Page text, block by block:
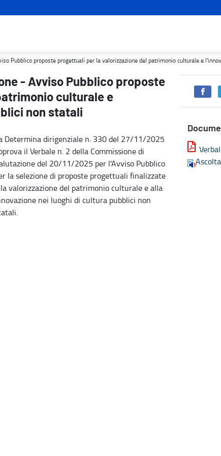
per la valorizzazione del patrimonio culturale e
Pubblico proposte progettuali per la valorizzazione del patrimonio culturale e
- Avviso Pubblico proposte
culturale e
non statali
Determina dirigenziale n. 330 del 27/11/2025
il Verbale n. 2 della Commissione di
del 20/11/2025 per l'Avviso Pubblico
la selezione di proposte progettuali finalizzate
valorizzazione del patrimonio culturale e alla
nei luoghi di cultura pubblici non
Ascolta